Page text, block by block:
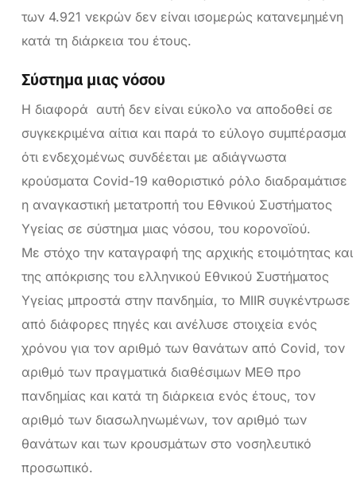
των 4.921 νεκρών δεν είναι ισομερώς κατανεμημένη
κατά τη διάρκεια του έτους.
Σύστημα μιας νόσου
Η διαφορά αυτή δεν είναι εύκολο να αποδοθεί σε
συγκεκριμένα αίτια και παρά το εύλογο συμπέρασμα
ότι ενδεχομένως συνδέεται με αδιάγνωστα
κρούσματα Covid-19 καθοριστικό ρόλο διαδραμάτισε
η αναγκαστική μετατροπή του Εθνικού Συστήματος
Υγείας σε σύστημα μιας νόσου, του κορονοϊού.
Με στόχο την καταγραφή της αρχικής ετοιμότητας και
της απόκρισης του ελληνικού Εθνικού Συστήματος
Υγείας μπροστά στην πανδημία, το MIIR συγκέντρωσε
από διάφορες πηγές και ανέλυσε στοιχεία ενός
χρόνου για τον αριθμό των θανάτων από Covid, τον
αριθμό των πραγματικά διαθέσιμων ΜΕΘ προ
πανδημίας και κατά τη διάρκεια ενός έτους, τον
αριθμό των διασωληνωμένων, τον αριθμό των
θανάτων και των κρουσμάτων στο νοσηλευτικό
προσωπικό.